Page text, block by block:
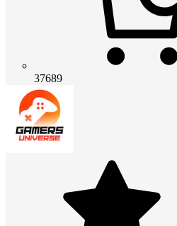
37689